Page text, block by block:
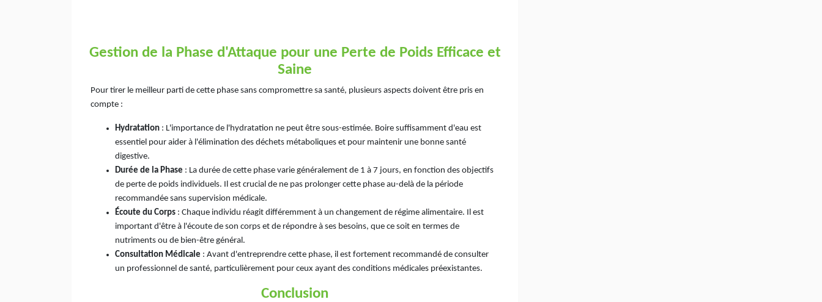
Gestion de la Phase d'Attaque pour une Perte de Poids Efficace et
Saine
Pour tirer le meilleur parti de cette phase sans compromettre sa santé, plusieurs aspects doivent être pris en
compte :
Hydratation : L'importance de l'hydratation ne peut être sous-estimée. Boire suffisamment d'eau est
essentiel pour aider à l'élimination des déchets métaboliques et pour maintenir une bonne santé
digestive.
Durée de la Phase : La durée de cette phase varie généralement de 1 à 7 jours, en fonction des objectifs
de perte de poids individuels. Il est crucial de ne pas prolonger cette phase au-delà de la période
recommandée sans supervision médicale.
Écoute du Corps : Chaque individu réagit différemment à un changement de régime alimentaire. Il est
important d'être à l'écoute de son corps et de répondre à ses besoins, que ce soit en termes de
nutriments ou de bien-être général.
Consultation Médicale : Avant d'entreprendre cette phase, il est fortement recommandé de consulter
un professionnel de santé, particulièrement pour ceux ayant des conditions médicales préexistantes.
Conclusion